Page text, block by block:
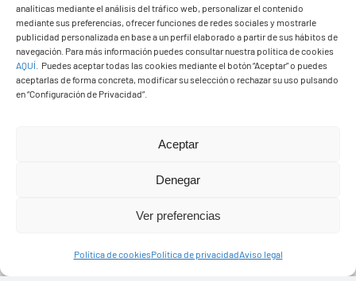
analíticas mediante el análisis del tráfico web, personalizar el contenido
mediante sus preferencias, ofrecer funciones de redes sociales y mostrarle
publicidad personalizada en base a un perfil elaborado a partir de sus hábitos de
navegación. Para más información puedes consultar nuestra política de cookies
AQUÍ
Puedes aceptar todas las cookies mediante el botón “Aceptar” o puedes
aceptarlas de forma concreta, modificar su selección o rechazar su uso pulsando
en “Configuración de Privacidad”.
Aceptar
Denegar
Ver preferencias
Política de cookiesPolítica de privacidadAviso legal
Ayuntamiento de Yaiza
Pza. de Los Remedios, 1
35570 – Yaiza
Tel:928 83 62 20
© Copyright2026 Ayuntamiento de Yaiza - Todos los